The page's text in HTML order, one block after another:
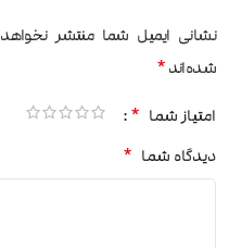
نشانی ایمیل شما منتشر
شده‌اند*
امتیاز شما *
دیدگاه شما *